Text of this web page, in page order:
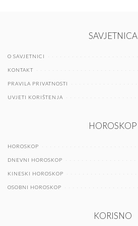
SAVJETNICA
O SAVJETNICI
KONTAKT
PRAVILA PRIVATNOSTI
UVJETI KORIŠTENJA
HOROSKOP
HOROSKOP
DNEVNI HOROSKOP
KINESKI HOROSKOP
OSOBNI HOROSKOP
KORISNO